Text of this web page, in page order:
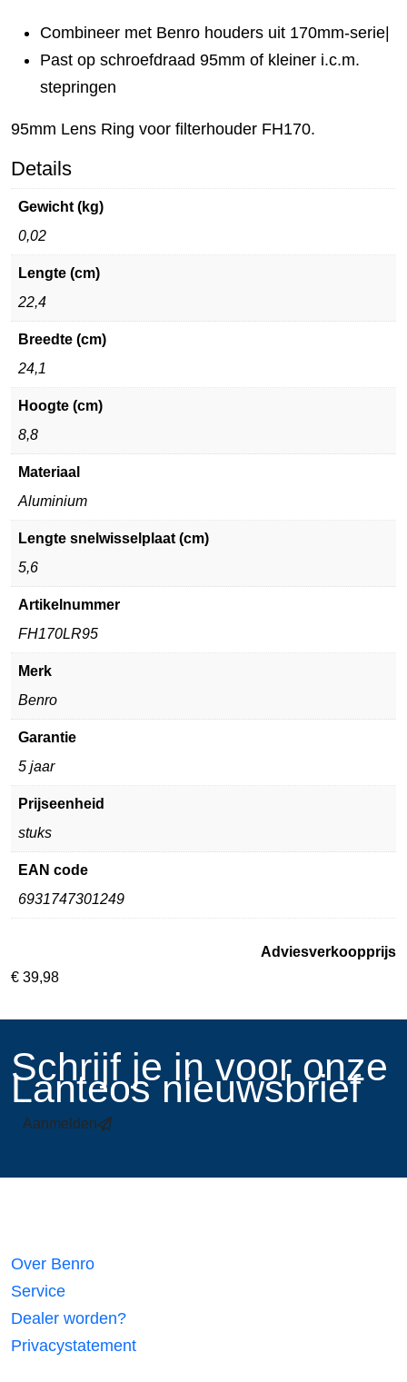
Combineer met Benro houders uit 170mm-serie|
Past op schroefdraad 95mm of kleiner i.c.m.
stepringen
95mm Lens Ring voor filterhouder FH170.
Details
Gewicht (kg)
0,02
Lengte (cm)
22,4
Breedte (cm)
24,1
Hoogte (cm)
8,8
Materiaal
Aluminium
Lengte snelwisselplaat (cm)
5,6
Artikelnummer
FH170LR95
Merk
Benro
Garantie
5 jaar
Prijseenheid
stuks
EAN code
6931747301249
Adviesverkoopprijs
€ 39,98
​Schrijf je in voor onze
Lanteos nieuwsbrief
Aanmelden
Over Benro
Service
Dealer worden?
Privacystatement